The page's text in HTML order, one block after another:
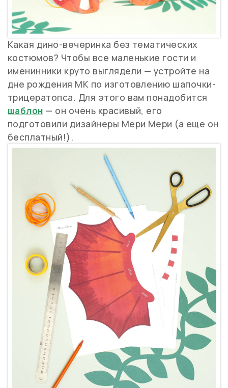
Какая дино-вечеринка без тематических
костюмов? Чтобы все маленькие гости и
именинники круто выглядели — устройте на
дне рождения МК по изготовлению шапочки-
трицератопса. Для этого вам понадобится
шаблон — он очень красивый, его
подготовили дизайнеры Мери Мери (а еще он
бесплатный!).